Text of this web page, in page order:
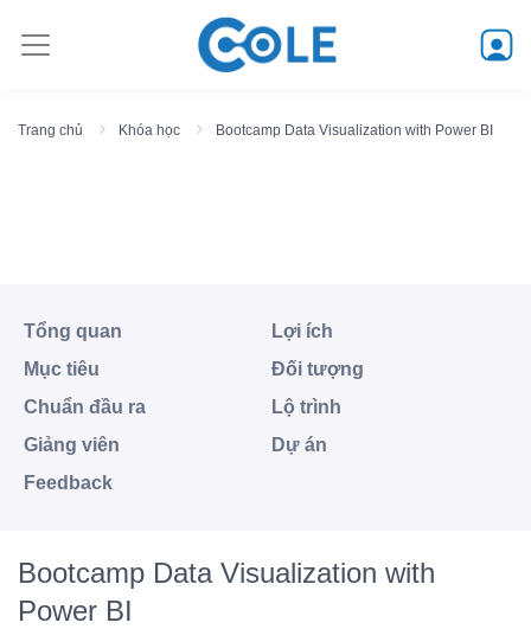
Trang chủ Khóa học Bootcamp Data Visualization with Power BI
Tổng quan
Lợi ích
Mục tiêu
Đối tượng
Chuẩn đầu ra
Lộ trình
Giảng viên
Dự án
Feedback
Bootcamp Data Visualization with
Power BI